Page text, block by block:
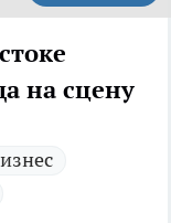
на сцену